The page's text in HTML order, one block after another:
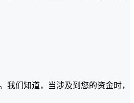
我们知道，当涉及到您的资金时，